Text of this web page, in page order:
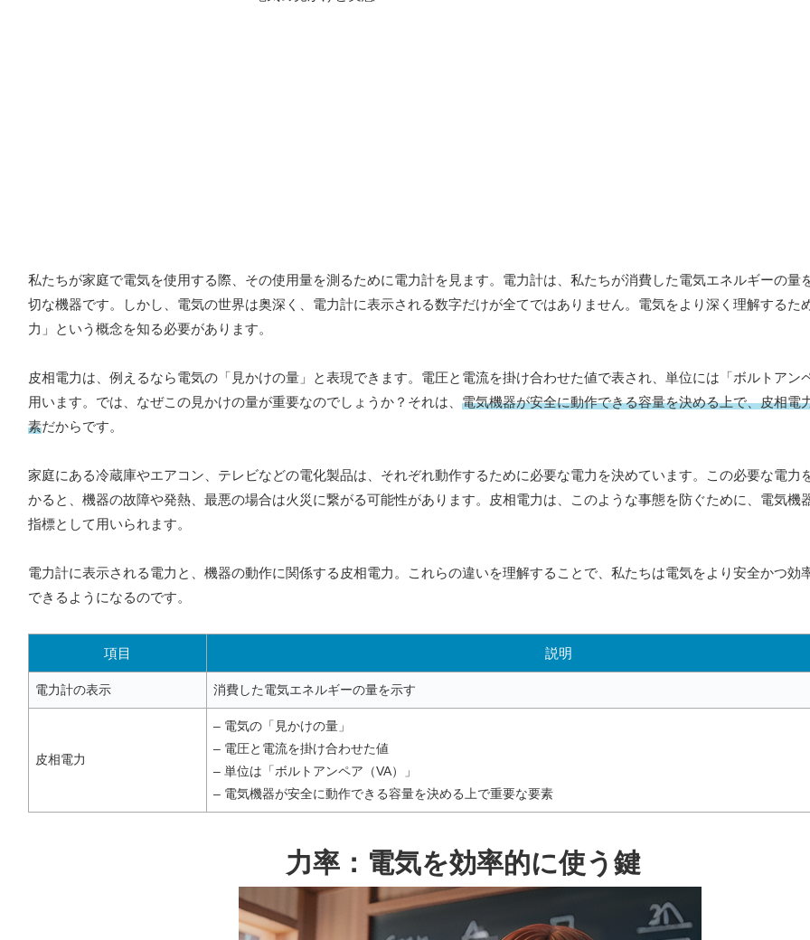
私たちが家庭で電気を使用する際、その使用量を測るために電力計を見ます。電力計は、私たちが消費した電気エネルギーの量
切な機器です。しかし、電気の世界は奥深く、電力計に表示される数字だけが全てではありません。電気をより深く理解するた
力」という概念を知る必要があります。
皮相電力は、例えるなら電気の「見かけの量」と表現できます。電圧と電流を掛け合わせた値で表され、単位には「ボルトアン
用います。では、なぜこの見かけの量が重要なのでしょうか？それは、 電気機器が安全に動作できる容量を決める上で、皮相電
素だからです。
家庭にある冷蔵庫やエアコン、テレビなどの電化製品は、それぞれ動作するために必要な電力を決めています。この必要な電力
かると、機器の故障や発熱、最悪の場合は火災に繋がる可能性があります。皮相電力は、このような事態を防ぐために、電気機
指標として用いられます。
電力計に表示される電力と、機器の動作に関係する皮相電力。これらの違いを理解することで、私たちは電気をより安全かつ効
できるようになるのです。
項目 説明
電力計の表示 消費した電気エネルギーの量を示す
皮相電力
– 電気の「見かけの量」
– 電圧と電流を掛け合わせた値
– 単位は「ボルトアンペア（VA）」
– 電気機器が安全に動作できる容量を決める上で重要な要素
力率：電気を効率的に使う鍵